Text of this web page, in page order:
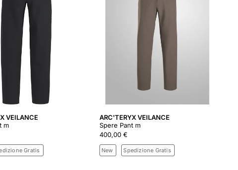
VEILANCE
m
Gratis
ARC'TERYX VEILANCE
Spere Pant m
400,00 €
New Spedizione Gratis